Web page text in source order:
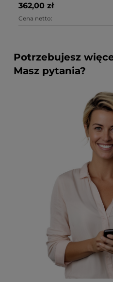
362,00 zł
Cena netto:
Potrzebujesz
Masz pytania?